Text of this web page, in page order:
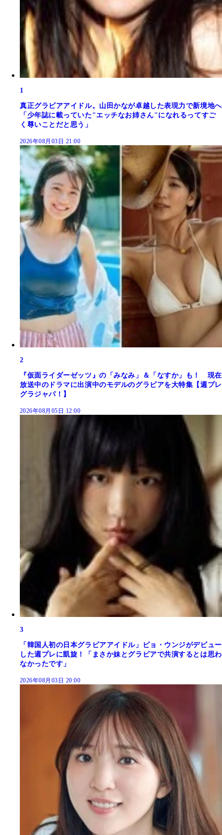
1
真正グラビアアイドル。山田かなが卓越した表現力で新境地へ
「少年誌に載っていた"エッチなお姉さん"になれるってすご
く尊いことだと思う」
2026年08月03日 21:00
2
『仮面ライダーゼッツ』の「みなみ」＆「なすか」も！ 現在
放送中のドラマに出演中のモデルのグラビアを大特集【週プレ
グラジャパ！】
2026年08月05日 12:00
3
「韓国人初の日本グラビアアイドル」ピョ・ウンジがデビュー
した週プレに凱旋！「まさか妹とグラビアで共演するとは思わ
なかったです」
2026年08月03日 20:00